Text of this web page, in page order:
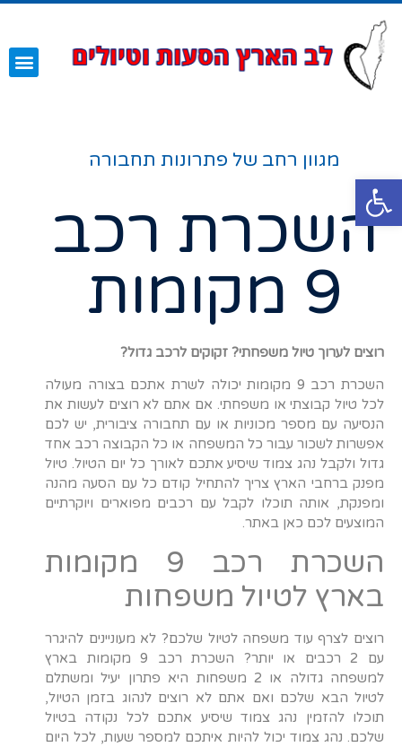
מגוון רחב של פתרונות תחבורה
השכרת רכב
9 מקומות
רוצים לערוך טיול משפחתי? זקוקים לרכב גדול?
השכרת רכב 9 מקומות יכולה לשרת אתכם בצורה מעולה
לכל טיול קבוצתי או משפחתי. אם אתם לא רוצים לעשות את
הנסיעה עם מספר מכוניות או עם תחבורה ציבורית, יש לכם
אפשרות לשכור עבור כל המשפחה או כל הקבוצה רכב אחד
גדול ולקבל נהג צמוד שיסיע אתכם לאורך כל יום הטיול. טיול
מפנק ברחבי הארץ צריך להתחיל קודם כל עם הסעה מהנה
ומפנקת, אותה תוכלו לקבל עם רכבים מפוארים ויוקרתיים
המוצעים לכם כאן באתר.
השכרת רכב 9 מקומות
בארץ לטיול משפחות
רוצים לצרף עוד משפחה לטיול שלכם? לא מעוניינים להיגרר
עם 2 רכבים או יותר? השכרת רכב 9 מקומות בארץ
למשפחה גדולה או 2 משפחות היא פתרון יעיל ומשתלם
לטיול הבא שלכם ואם אתם לא רוצים לנהוג בזמן הטיול,
תוכלו להזמין נהג צמוד שיסיע אתכם לכל נקודה בטיול
שלכם. נהג צמוד יכול להיות איתכם למספר שעות, לכל היום
פתח סרגל נגישות